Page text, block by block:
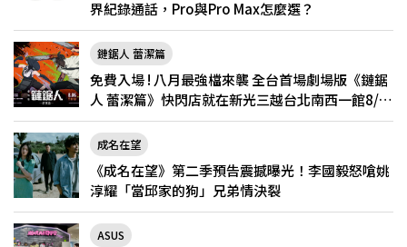
界紀錄通話，Pro與Pro Max怎麼選？
鏈鋸人 蕾潔篇
免費入場 ! 八月最強檔來襲 全台首場劇場版《鏈鋸
人 蕾潔篇》快閃店就在新光三越台北南西一館8/6
限定登場
成名在望
《成名在望》第二季預告震撼曝光！李國毅怒嗆姚
淳耀「當邱家的狗」兄弟情決裂
ASUS